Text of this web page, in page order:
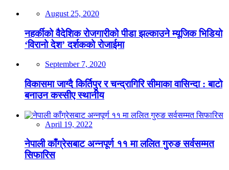
August 25, 2020
नहर्कीको वैदेशिक रोजगारीको पीडा झल्काउने म्यूजिक भिडियो
‘विरानो देश’ दर्शकको रोजाईमा
September 7, 2020
विकासमा जाग्दै किर्तिपुर र चन्द्रागिरि सीमाका वासिन्दा : बाटो
बनाउन कस्सीए स्थानीय
April 19, 2022
नेपाली काँग्रेसबाट अन्नपूर्ण ११ मा ललित गुरुङ सर्वसम्मत
सिफारिस